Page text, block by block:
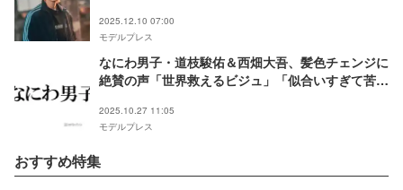
2025.12.10 07:00
モデルプレス
なにわ男子・道枝駿佑＆西畑大吾、髪色チェンジに
絶賛の声「世界救えるビジュ」「似合いすぎて苦し
2025.10.27 11:05
モデルプレス
おすすめ特集